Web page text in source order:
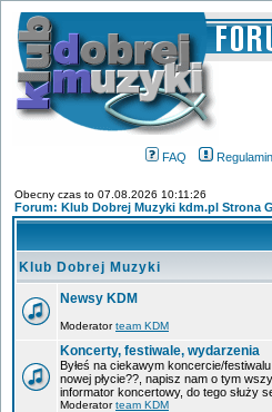
FAQ Regulamin
Obecny czas to 07.08.2026 10:11:26
Forum: Klub Dobrej Muzyki kdm.pl Strona
Klub Dobrej Muzyki
Newsy KDM
Moderatorteam KDM
Koncerty, festiwale, wydarzenia
Byłeś na ciekawym koncercie/
nowej płycie??, napisz nam o tym
informator koncertowy, do tego służy
Moderatorteam KDM